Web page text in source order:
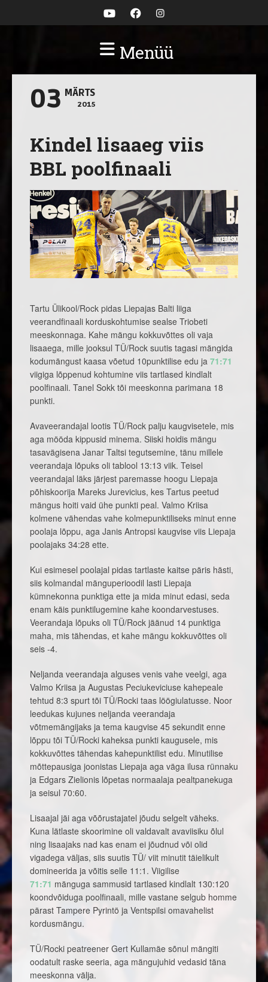
Menüü
03 MÄRTS
2015
Kindel lisaaeg viis
BBL poolfinaali
Tartu Ülikool/Rock pidas Liepajas Balti liiga
veerandfinaali korduskohtumise sealse Triobeti
meeskonnaga. Kahe mängu kokkuvõttes oli vaja
lisaaega, mille jooksul TÜ/Rock suutis tagasi mängida
kodumängust kaasa võetud 10punktilise edu ja 71:71
viigiga lõppenud kohtumine viis tartlased kindlalt
poolfinaali. Tanel Sokk tõi meeskonna parimana 18
punkti.
Avaveerandajal lootis TÜ/Rock palju kaugvisetele, mis
aga mööda kippusid minema. Siiski hoidis mängu
tasavägisena Janar Taltsi tegutsemine, tänu millele
veerandaja lõpuks oli tablool 13:13 viik. Teisel
veerandajal läks järjest paremasse hoogu Liepaja
põhiskoorija Mareks Jurevicius, kes Tartus peetud
mängus hoiti vaid ühe punkti peal. Valmo Kriisa
kolmene vähendas vahe kolmepunktiliseks minut enne
poolaja lõppu, aga Janis Antropsi kaugvise viis Liepaja
poolajaks 34:28 ette.
Kui esimesel poolajal pidas tartlaste kaitse päris hästi,
siis kolmandal mänguperioodil lasti Liepaja
kümnekonna punktiga ette ja mida minut edasi, seda
enam käis punktilugemine kahe koondarvestuses.
Veerandaja lõpuks oli TÜ/Rock jäänud 14 punktiga
maha, mis tähendas, et kahe mängu kokkuvõttes oli
seis -4.
Neljanda veerandaja alguses venis vahe veelgi, aga
Valmo Kriisa ja Augustas Peciukeviciuse kahepeale
tehtud 8:3 spurt tõi TÜ/Rocki taas löögiulatusse. Noor
leedukas kujunes neljanda veerandaja
võtmemängijaks ja tema kaugvise 45 sekundit enne
lõppu tõi TÜ/Rocki kaheksa punkti kaugusele, mis
kokkuvõttes tähendas kahepunktilist edu. Minutilise
mõttepausiga joonistas Liepaja aga väga ilusa rünnaku
ja Edgars Zielionis lõpetas normaalaja pealtpanekuga
ja seisul 70:60.
Lisaajal jäi aga võõrustajatel jõudu selgelt väheks.
Kuna lätlaste skoorimine oli valdavalt avaviisiku õlul
ning lisaajaks nad kas enam ei jõudnud või olid
vigadega väljas, siis suutis TÜ/ viit minutit täielikult
domineerida ja võitis selle 11:1. Viigilise
71:71 mänguga sammusid tartlased kindlalt 130:120
koondvõiduga poolfinaali, mille vastane selgub homme
pärast Tampere Pyrintö ja Ventspilsi omavahelist
kordusmängu.
TÜ/Rocki peatreener Gert Kullamäe sõnul mängiti
oodatult raske seeria, aga mängujuhid vedasid täna
meeskonna välja.